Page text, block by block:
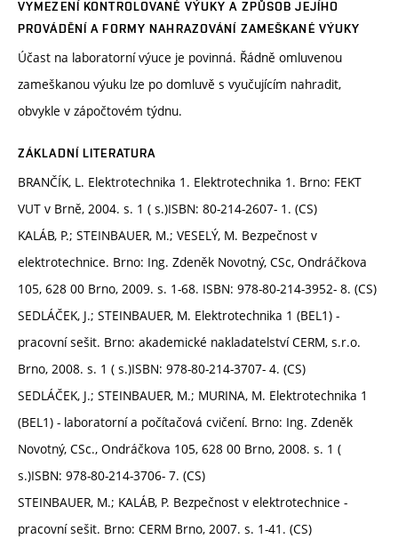
VYMEZENÍ KONTROLOVANÉ VÝUKY A ZPŮSOB JEJÍHO
PROVÁDĚNÍ A FORMY NAHRAZOVÁNÍ ZAMEŠKANÉ VÝUKY
Účast na laboratorní výuce je povinná. Řádně omluvenou
zameškanou výuku lze po domluvě s vyučujícím nahradit,
obvykle v zápočtovém týdnu.
ZÁKLADNÍ LITERATURA
BRANČÍK, L. Elektrotechnika 1. Elektrotechnika 1. Brno: FEKT
VUT v Brně, 2004. s. 1 ( s.)ISBN: 80-214-2607- 1. (CS)
KALÁB, P.; STEINBAUER, M.; VESELÝ, M. Bezpečnost v
elektrotechnice. Brno: Ing. Zdeněk Novotný, CSc, Ondráčkova
105, 628 00 Brno, 2009. s. 1-68. ISBN: 978-80-214-3952- 8. (CS)
SEDLÁČEK, J.; STEINBAUER, M. Elektrotechnika 1 (BEL1) -
pracovní sešit. Brno: akademické nakladatelství CERM, s.r.o.
Brno, 2008. s. 1 ( s.)ISBN: 978-80-214-3707- 4. (CS)
SEDLÁČEK, J.; STEINBAUER, M.; MURINA, M. Elektrotechnika 1
(BEL1) - laboratorní a počítačová cvičení. Brno: Ing. Zdeněk
Novotný, CSc., Ondráčkova 105, 628 00 Brno, 2008. s. 1 (
s.)ISBN: 978-80-214-3706- 7. (CS)
STEINBAUER, M.; KALÁB, P. Bezpečnost v elektrotechnice -
pracovní sešit. Brno: CERM Brno, 2007. s. 1-41. (CS)